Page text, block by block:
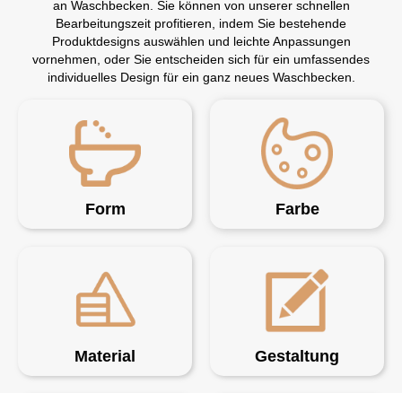
an Waschbecken. Sie können von unserer schnellen
Bearbeitungszeit profitieren, indem Sie bestehende
Produktdesigns auswählen und leichte Anpassungen
vornehmen, oder Sie entscheiden sich für ein umfassendes
individuelles Design für ein ganz neues Waschbecken.
Form Farbe
Material Gestaltung